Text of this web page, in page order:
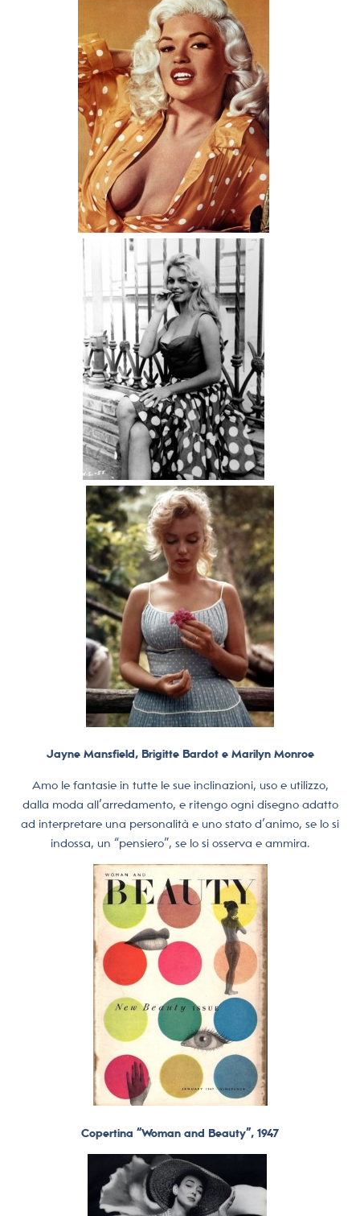
Jayne Mansfield, Brigitte Bardot e Marilyn Monroe
Amo le fantasie in tutte le sue inclinazioni, uso e utilizzo,
dalla moda all’arredamento, e ritengo ogni disegno adatto
ad interpretare una personalità e uno stato d’animo, se lo si
indossa, un “pensiero”, se lo si osserva e ammira.
Copertina “Woman and Beauty”, 1947